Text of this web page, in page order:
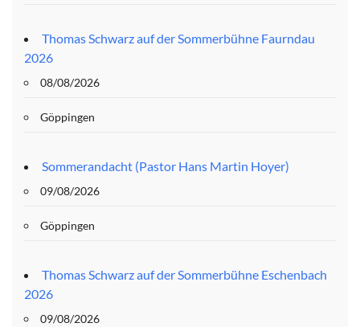
Thomas Schwarz auf der Sommerbühne Faurndau
2026
08/08/2026
Göppingen
Sommerandacht (Pastor Hans Martin Hoyer)
09/08/2026
Göppingen
Thomas Schwarz auf der Sommerbühne Eschenbach
2026
09/08/2026